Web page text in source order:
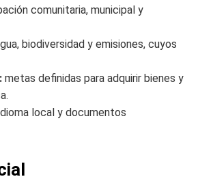
comunitaria, municipal y
biodiversidad y emisiones, cuyos
metas definidas para adquirir bienes y
local y documentos